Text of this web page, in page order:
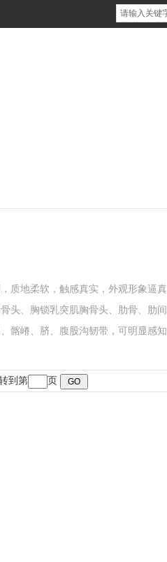
质地柔软，触感真实，外观形象逼
头、胸锁乳突肌胸骨头、肋骨、肋
髂嵴、脐、腹股沟韧带，可明显感知
到第 页